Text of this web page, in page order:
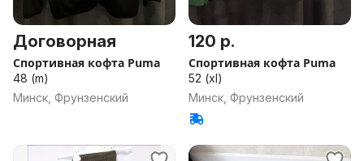
Договорная
Спортивная кофта Puma
48 (m)
Минск, Фрунзенский
120 р.
Спортивная кофта Puma
52 (xl)
Минск, Фрунзенский